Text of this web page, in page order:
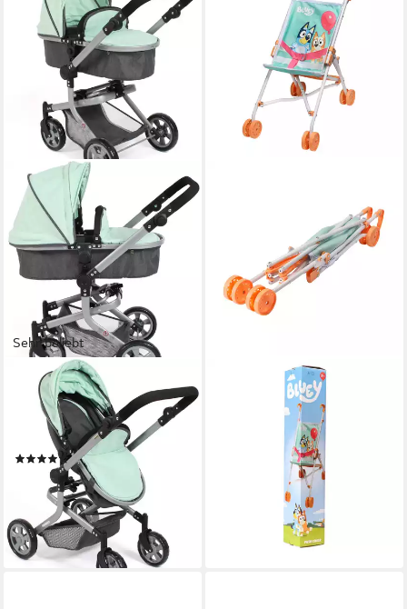
Sehr beliebt
CHIC2000
Kombi-Puppenwagen Mika,
mit schwenkbaren
Vorderrädern
(122)
ab 49,68 € UVP 79,99 €
lieferbar - in 3-4 Werktagen bei dir
+16
Puppenwagen Bluey und
UVP33,90 €
lieferbar - in 2-3 Werktagen bei dir